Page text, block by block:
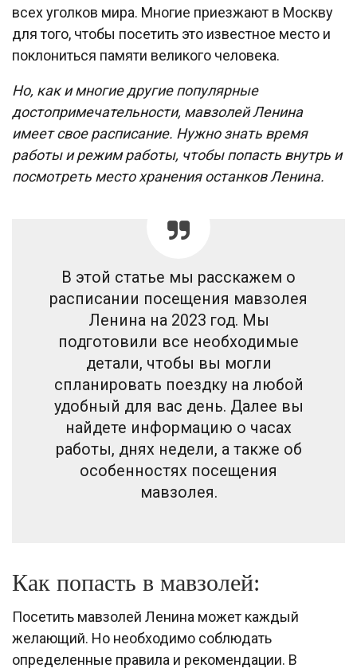
всех уголков мира. Многие приезжают в Москву
для того, чтобы посетить это известное место и
поклониться памяти великого человека.
Но, как и многие другие популярные
достопримечательности, мавзолей Ленина
имеет свое расписание. Нужно знать время
работы и режим работы, чтобы попасть внутрь и
посмотреть место хранения останков Ленина.
В этой статье мы расскажем о
расписании посещения мавзолея
Ленина на 2023 год. Мы
подготовили все необходимые
детали, чтобы вы могли
спланировать поездку на любой
удобный для вас день. Далее вы
найдете информацию о часах
работы, днях недели, а также об
особенностях посещения
мавзолея.
Как попасть в мавзолей:
Посетить мавзолей Ленина может каждый
желающий. Но необходимо соблюдать
определенные правила и рекомендации. В